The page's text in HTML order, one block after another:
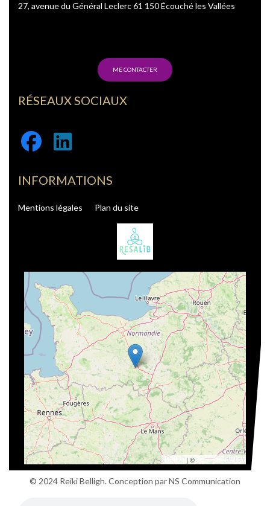
27, avenue du Général Leclerc 61 150 Écouché les Vallées
ME CONTACTER
RÉSEAUX SOCIAUX
Facebook
Linkedin
INFORMATIONS
Mentions légales Plan du site
Leaflet | © OpenStreetMap
© 2024 Reiki Belligh. Conception parNS Communication